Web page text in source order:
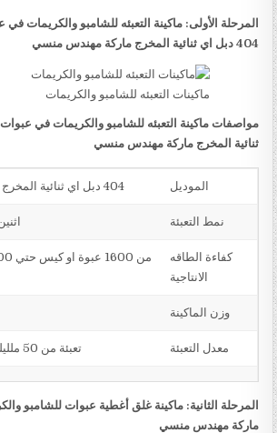
المرحلة الأولى: ماكينة التعبئه للشامبو والكريمات
404 دبل اي ثنائية المخرج ماركة مهندس منسي
ماكينات التعبئه للشامبو والكريمات
ثنائية المخرج ماركة مهندس منسي
الموديل 404 دبل اي ثنائية المخرج ماركة مهندس منسي
نمط التعبئة
كفاءة الطاقه
الانتاجية
وزن الماكينة
معدل التعبئة تعبئة من 50 ملليلتر حتي 1000 ملليلتر
ماركة مهندس منسي